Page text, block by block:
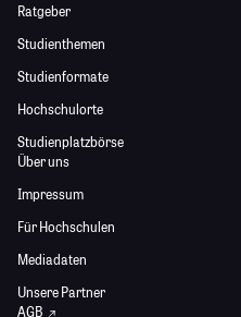
Ratgeber
Studienthemen
Studienformate
Hochschulorte
Studienplatzbörse
Über uns
Impressum
Für Hochschulen
Mediadaten
Unsere Partner
AGB